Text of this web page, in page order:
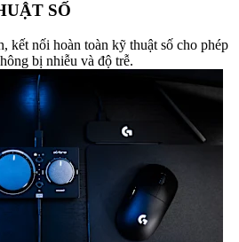
SỐ
kết nối hoàn toàn kỹ thuật số cho phép
bị nhiễu và độ trễ.